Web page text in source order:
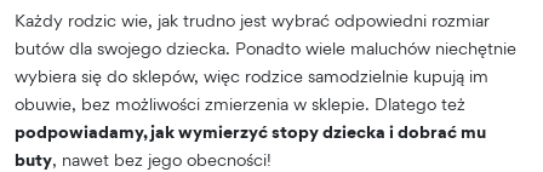
Każdy rodzic wie, jak trudno jest wybrać odpowiedni rozmiar
butów dla swojego dziecka. Ponadto wiele maluchów niechętnie
wybiera się do sklepów, więc rodzice samodzielnie kupują im
obuwie, bez możliwości zmierzenia w sklepie. Dlatego też
podpowiadamy, jak wymierzyć stopy dziecka i dobrać mu
buty, nawet bez jego obecności!